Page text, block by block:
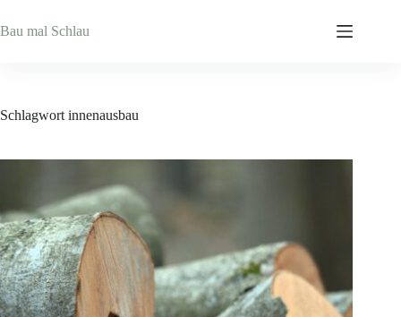
Inhalt
springen
Bau mal Schlau
Schlagwort innenausbau